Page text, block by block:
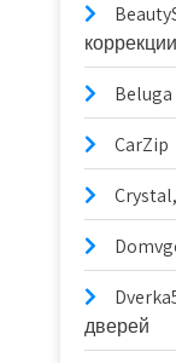
коррекции
CarZip
дверей